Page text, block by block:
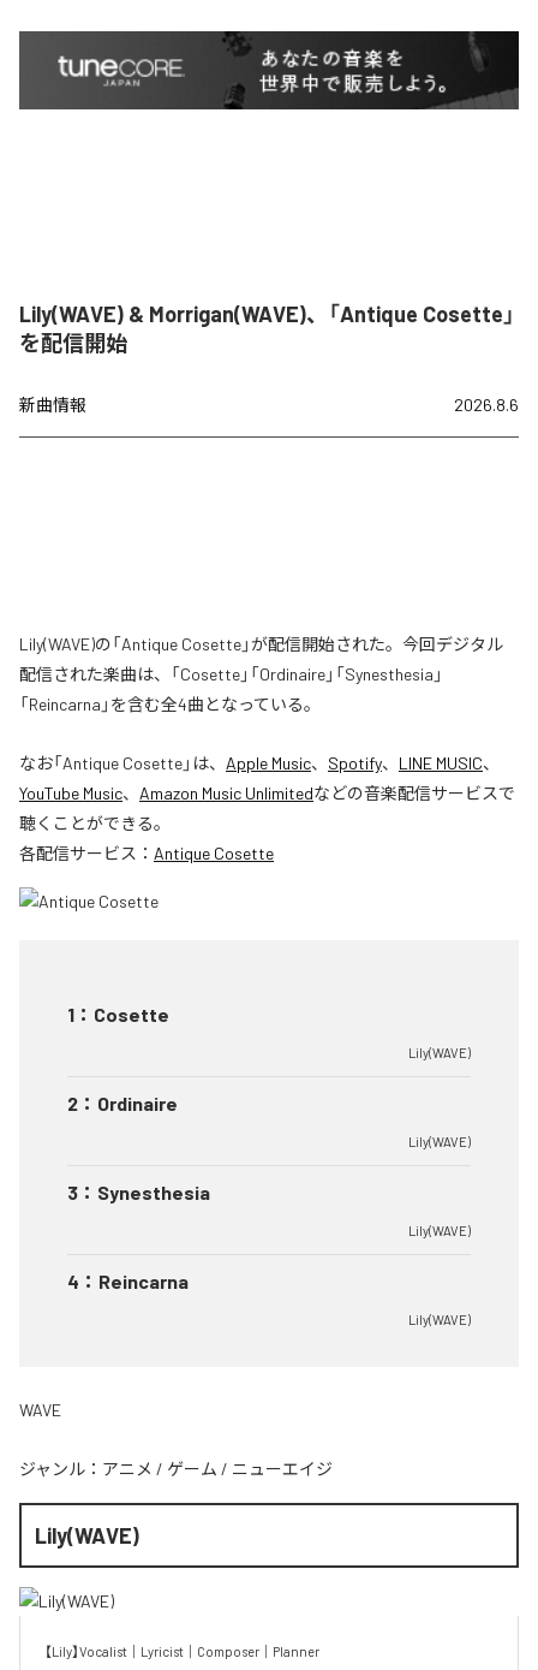
Lily(WAVE) & Morrigan(WAVE)、「Antique Cosette」
を配信開始
新曲情報 2026.8.6
Lily(WAVE)の「Antique Cosette」が配信開始された。今回デジタル
配信された楽曲は、「Cosette」「Ordinaire」「Synesthesia」
「Reincarna」を含む全4曲となっている。
なお「Antique Cosette」は、 Apple Music、 Spotify、 LINE MUSIC、
YouTube Music、 Amazon Music Unlimitedなどの音楽配信サービスで
聴くことができる。
各配信サービス： Antique Cosette
1 ： Cosette
Lily(WAVE)
2 ： Ordinaire
Lily(WAVE)
3 ： Synesthesia
Lily(WAVE)
4 ： Reincarna
Lily(WAVE)
WAVE
ジャンル： アニメ / ゲーム / ニューエイジ
Lily(WAVE)
【Lily】Vocalist｜Lyricist｜Composer｜Planner